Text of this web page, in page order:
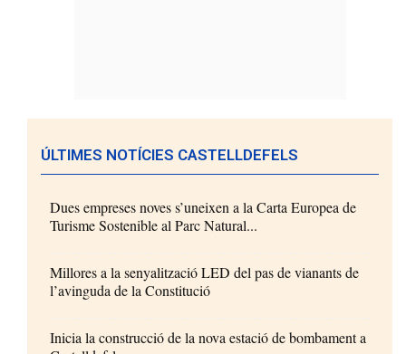
ÚLTIMES NOTÍCIES CASTELLDEFELS
Dues empreses noves s’uneixen a la Carta Europea de
Turisme Sostenible al Parc Natural...
Millores a la senyalització LED del pas de vianants de
l’avinguda de la Constitució
Inicia la construcció de la nova estació de bombament a